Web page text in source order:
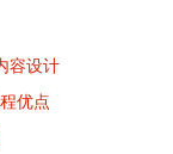
容设计
优点